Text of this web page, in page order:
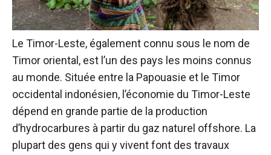
Le Timor-Leste, également connu sous le nom de
Timor oriental, est l’un des pays les moins connus
au monde. Située entre la Papouasie et le Timor
occidental indonésien, l’économie du Timor-Leste
dépend en grande partie de la production
d’hydrocarbures à partir du gaz naturel offshore. La
plupart des gens qui y vivent font des travaux